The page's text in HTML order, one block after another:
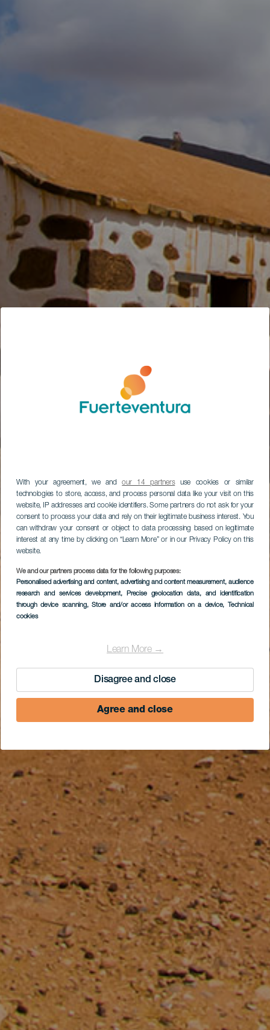
With your agreement, we andour 14 partnersuse cookies or similar
technologies to store, access, and process personal data like your visit on this
website, IP addresses and cookie identifiers. Some partners do not ask for your
consent to process your data and rely on their legitimate business interest. You
can withdraw your consent or object to data processing based on legitimate
interest at any time by clicking on “Learn More” or in our Privacy Policy on this
website.
We and our partners process data for the following purposes:
Personalised advertising and content, advertising and content measurement, audience
research and services development, Precise geolocation data, and identification
through device scanning, Store and/or access information on a device, Technical
cookies
Learn More →
Disagree and close
Agree and close